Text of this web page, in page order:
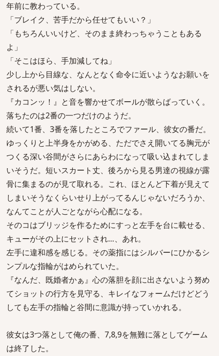
年前に教わっている。
「ブレイク、苦手だから任せてもいい？」
「もちろんいいけど、そのまま終わっちゃうこともある
よ」
「そこはほら、手加減してね」
少し上から目線な、なんとなく命令に近いようなお願いを
されるが悪い気はしない。
『カコンッ！』と音を響かせてボールが散らばっていく。
落ちたのは2番の一つだけのようだ。
続いて1番、3番を落したところでファール、彼女の番だ。
ゆっくりと上半身をかがめる、ただでさえ開いてる胸元が
つくる深い谷間がさらにあらわになって吸い込まれてしま
いそうだ。短いスカート丈、後ろから見る男達の視線が露
骨に集まるのが見て取れる。これ、ほとんど下着が見えて
しまいそうなくらいせり上がってるんじゃないだろうか、
なんてことが人ごとながら心配になる。
そのコはブリッジを作るためにすっと左手を台に載せる、
キューがその上にセットされ…、あれ。
左手に違和感を感じる。その薬指にはシルバーにひかるシ
ンプルな指輪がはめられていた。
『なんだ、既婚者かぁ』心の落胆を顔に出さないよう努め
てショットの行方を見守る、キレイなフォームだけどどう
しても左手の指輪と谷間に意識が持っていかれる。
彼女は3つ落として俺の番、7,8,9を無難に落としてゲーム
は終了した。